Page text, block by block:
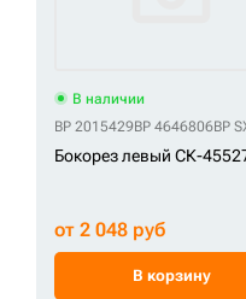
В наличии
BP 2015429BP 4646806BP
Бокорез левый СК-
от 2 048 руб
В корзину